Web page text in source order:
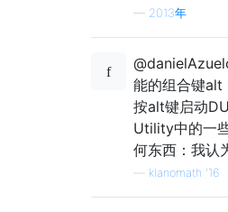
— 2013年
能的组合键alt
按alt键启动
Utility中的一
何东西：我认
klanomath '16